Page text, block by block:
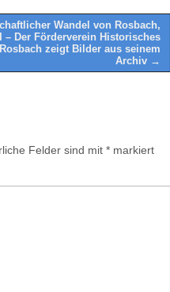
Wandel von Rosbach,
– Der Förderverein Historisches
Rosbach zeigt Bilder aus seinem
Archiv →
Felder sind mit * markiert